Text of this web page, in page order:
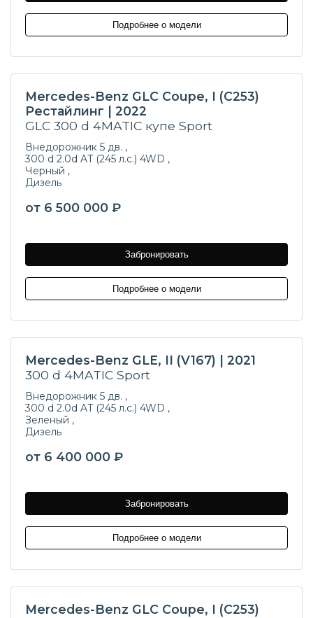
Подробнее о модели
Mercedes-Benz GLC Coupe, I (C253)
Рестайлинг | 2022
GLC 300 d 4MATIC купе Sport
Внедорожник 5 дв. ,
300 d 2.0d AT (245 л.с.) 4WD ,
Черный ,
Дизель
от 6 500 000 ₽
Забронировать
Подробнее о модели
Mercedes-Benz GLE, II (V167) | 2021
300 d 4MATIC Sport
Внедорожник 5 дв. ,
300 d 2.0d AT (245 л.с.) 4WD ,
Зеленый ,
Дизель
от 6 400 000 ₽
Забронировать
Подробнее о модели
Mercedes-Benz GLC Coupe, I (C253)